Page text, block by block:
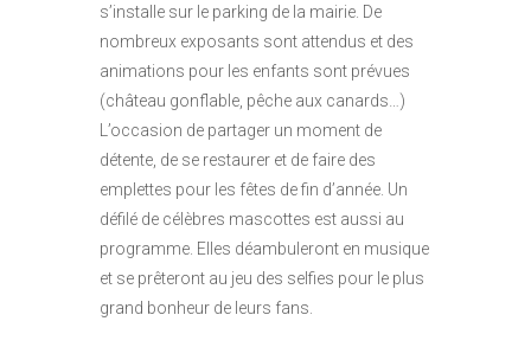
s’installe sur le parking de la mairie. De
nombreux exposants sont attendus et des
animations pour les enfants sont prévues
(château gonflable, pêche aux canards…)
L’occasion de partager un moment de
détente, de se restaurer et de faire des
emplettes pour les fêtes de fin d’année. Un
défilé de célèbres mascottes est aussi au
programme. Elles déambuleront en musique
et se prêteront au jeu des selfies pour le plus
grand bonheur de leurs fans.